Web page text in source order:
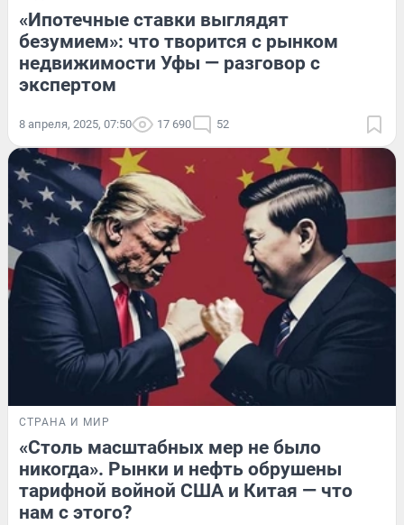
«Ипотечные ставки выглядят
безумием»: что творится с рынком
недвижимости Уфы — разговор с
экспертом
8 апреля, 2025, 07:50 17 690 52
СТРАНА И МИР
«Столь масштабных мер не было
никогда». Рынки и нефть обрушены
тарифной войной США и Китая — что
нам с этого?